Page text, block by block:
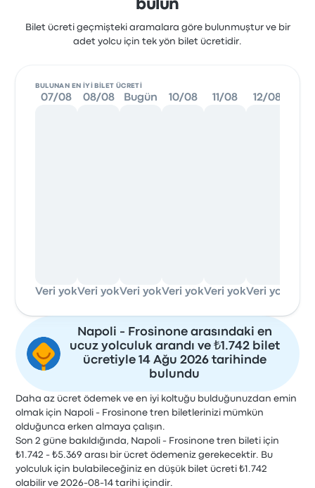
bulun
Bilet ücreti geçmişteki aramalara göre bulunmuştur ve bir
adet yolcu için tek yön bilet ücretidir.
BULUNAN EN IYI BILET ÜCRETI
07/08
Veri yok
08/08
Veri yok
Bugün
Veri yok
10/08
Veri yok
11/08
Veri yok
12/08
Veri yok
Napoli - Frosinone arasındaki en
ucuz yolculuk arandı ve ₺1.742 bilet
ücretiyle 14 Ağu 2026 tarihinde
bulundu
Daha az ücret ödemek ve en iyi koltuğu bulduğunuzdan emin
olmak için Napoli - Frosinone tren biletlerinizi mümkün
olduğunca erken almaya çalışın.
Son 2 güne bakıldığında, Napoli - Frosinone tren bileti için
₺1.742 - ₺5.369 arası bir ücret ödemeniz gerekecektir. Bu
yolculuk için bulabileceğiniz en düşük bilet ücreti ₺1.742
olabilir ve 2026-08-14 tarihi içindir.